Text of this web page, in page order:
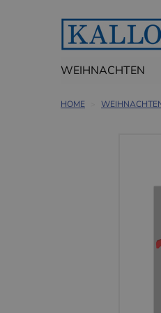
WEIHNACHTEN
HOME